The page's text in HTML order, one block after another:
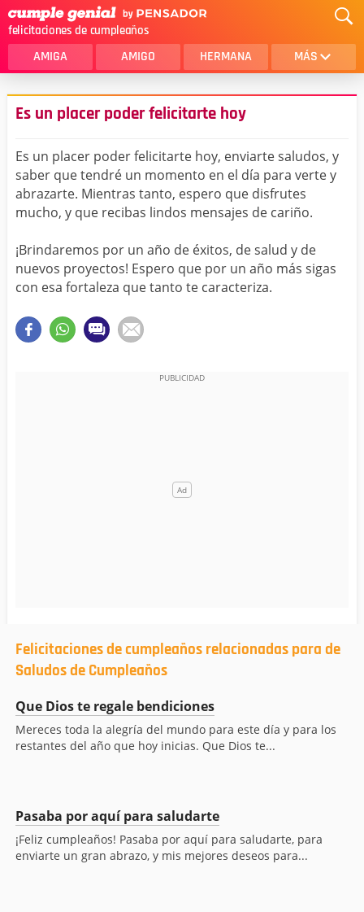
felicitaciones de cumpleaños
AMIGA AMIGO HERMANA MÁS
MAMA
AMOR
SOBRINA
HIJA
HERMANO
HIJO
PAPA
HOMBRE
TIA
CUÑADA
ALGUIEN ESPECIAL
Es un placer poder felicitarte hoy
Es un placer poder felicitarte hoy, enviarte saludos, y
saber que tendré un momento en el día para verte y
abrazarte. Mientras tanto, espero que disfrutes
mucho, y que recibas lindos mensajes de cariño.
¡Brindaremos por un año de éxitos, de salud y de
nuevos proyectos! Espero que por un año más sigas
con esa fortaleza que tanto te caracteriza.
Felicitaciones de cumpleaños relacionadas para de
Saludos de Cumpleaños
Que Dios te regale bendiciones
Mereces toda la alegría del mundo para este día y para los
restantes del año que hoy inicias. Que Dios te...
Pasaba por aquí para saludarte
¡Feliz cumpleaños! Pasaba por aquí para saludarte, para
enviarte un gran abrazo, y mis mejores deseos para...